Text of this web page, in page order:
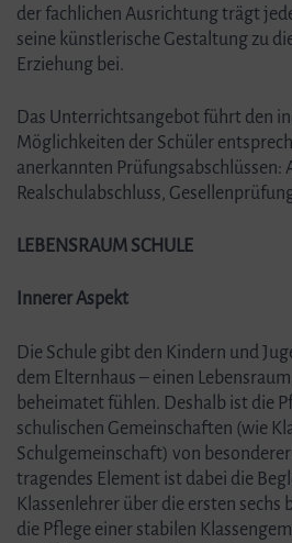
der fachlichen Ausrichtung trägt
seine künstlerische Gestaltung zu
Erziehung bei.
Das Unterrichtsangebot führt den
Möglichkeiten der Schüler
anerkannten Prüfungsabschlüssen:
Realschulabschluss,
LEBENSRAUM SCHULE
Innerer Aspekt
Die Schule gibt den Kindern und
dem Elternhaus – einen
beheimatet fühlen. Deshalb ist die
schulischen Gemeinschaften (wie
Schulgemeinschaft) von
tragendes Element ist dabei die
Klassenlehrer über die ersten sechs
die Pflege einer stabilen